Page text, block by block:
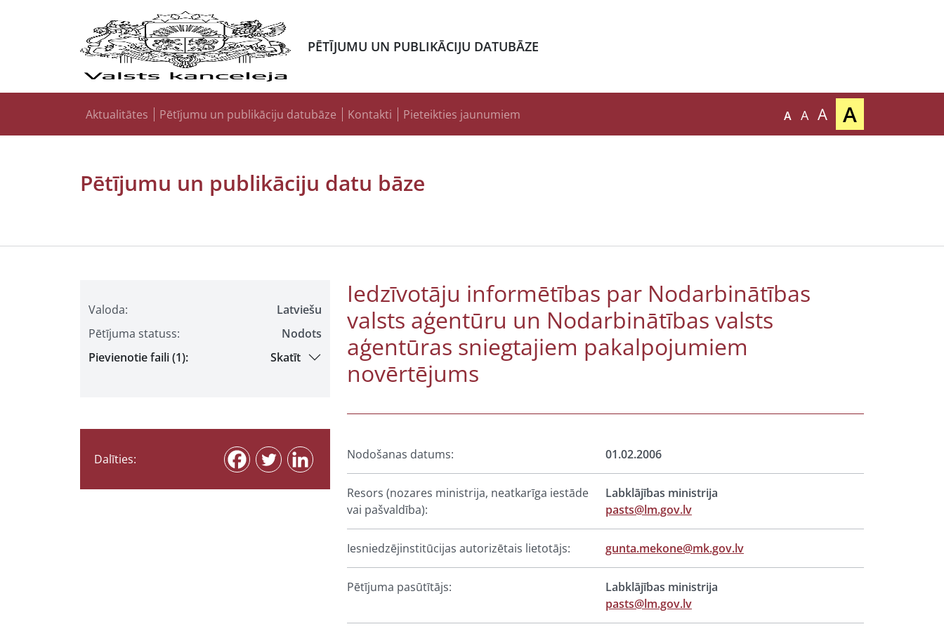
PĒTĪJUMU UN PUBLIKĀCIJU DATUBĀZE
Aktualitātes Pētījumu un publikāciju datubāze Kontakti Pieteikties jaunumiem A A A A
Pētījumu un publikāciju datu bāze
Valoda:
Latviešu
Pētījuma statuss:
Nodots
Pievienotie faili (1):
Skatīt
Dalīties:
Iedzīvotāju informētības par Nodarbinātības
valsts aģentūru un Nodarbinātības valsts
aģentūras sniegtajiem pakalpojumiem
novērtējums
Nodošanas datums: 01.02.2006
Resors (nozares ministrija, neatkarīga iestāde
vai pašvaldība):
Labklājības ministrija
pasts@lm.gov.lv
Iesniedzējinstitūcijas autorizētais lietotājs: gunta.mekone@mk.gov.lv
Pētījuma pasūtītājs:
Labklājības ministrija
pasts@lm.gov.lv